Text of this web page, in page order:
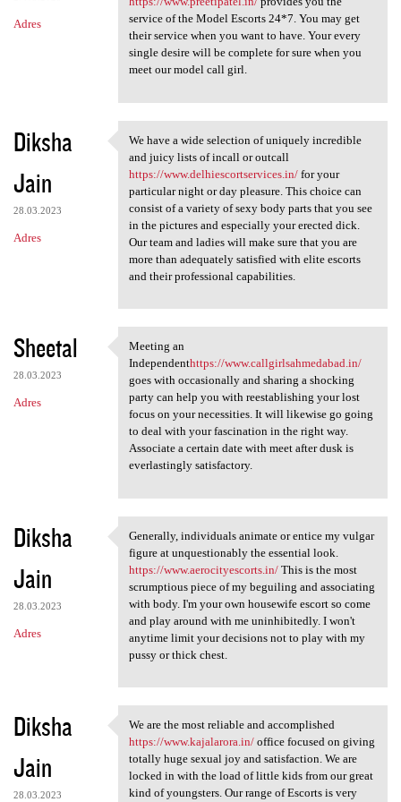
Adres
service of the Model Escorts 24*7. You may get
their service when you want to have. Your every
single desire will be complete for sure when you
meet our model call girl.
Diksha
Jain
28.03.2023
Adres
We have a wide selection of
We have a wide selection of uniquely incredible
and juicy lists of incall or outcall
https://www.delhiescortservices.in/for your
particular night or day pleasure. This choice can
consist of a variety of sexy body parts that you see
in the pictures and especially your erected dick.
Our team and ladies will make sure that you are
more than adequately satisfied with elite escorts
and their professional capabilities.
Sheetal
28.03.2023
Adres
Meeting an Independenthttps:/
Meeting an
Independenthttps://www.callgirlsahmedabad.in/
goes with occasionally and sharing a shocking
party can help you with reestablishing your lost
focus on your necessities. It will likewise go going
to deal with your fascination in the right way.
Associate a certain date with meet after dusk is
everlastingly satisfactory.
Diksha
Jain
28.03.2023
Adres
Generally, individuals
Generally, individuals animate or entice my vulgar
figure at unquestionably the essential look.
https://www.aerocityescorts.in/This is the most
scrumptious piece of my beguiling and associating
with body. I'm your own housewife escort so come
and play around with me uninhibitedly. I won't
anytime limit your decisions not to play with my
pussy or thick chest.
Diksha
Jain
28.03.2023
We are the most reliable and
We are the most reliable and accomplished
https://www.kajalarora.in/office focused on giving
totally huge sexual joy and satisfaction. We are
locked in with the load of little kids from our great
kind of youngsters. Our range of Escorts is very